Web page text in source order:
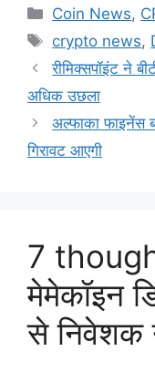
Categories
Coin News,
Tags
crypto news,
रीमिक्सपॉइंट ने
अधिक उछला
अल्फाका फाइनेंस
गिरावट आएगी
7
मेमेकॉइन
से निवेशक